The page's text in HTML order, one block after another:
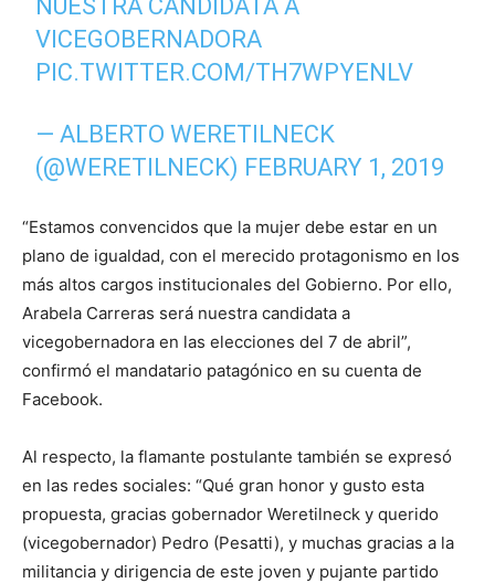
NUESTRA CANDIDATA A
VICEGOBERNADORA
PIC.TWITTER.COM/TH7WPYENLV
— ALBERTO WERETILNECK
(@WERETILNECK) FEBRUARY 1, 2019
“Estamos convencidos que la mujer debe estar en un
plano de igualdad, con el merecido protagonismo en los
más altos cargos institucionales del Gobierno. Por ello,
Arabela Carreras será nuestra candidata a
vicegobernadora en las elecciones del 7 de abril”,
confirmó el mandatario patagónico en su cuenta de
Facebook.
Al respecto, la flamante postulante también se expresó
en las redes sociales: “Qué gran honor y gusto esta
propuesta, gracias gobernador Weretilneck y querido
(vicegobernador) Pedro (Pesatti), y muchas gracias a la
militancia y dirigencia de este joven y pujante partido